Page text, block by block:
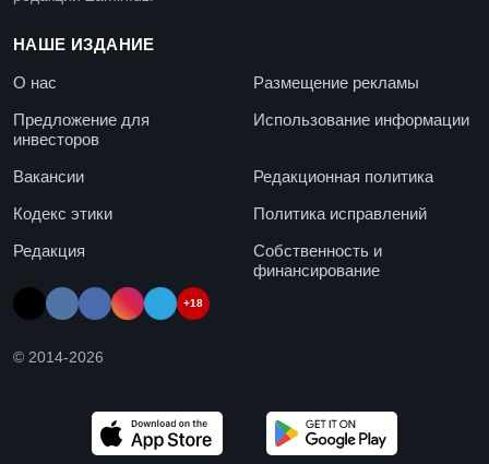
НАШЕ ИЗДАНИЕ
О нас
Размещение рекламы
Предложение для
инвесторов
Использование информации
Вакансии
Редакционная политика
Кодекс этики
Политика исправлений
Редакция
Собственность и
финансирование
+18
© 2014-2026